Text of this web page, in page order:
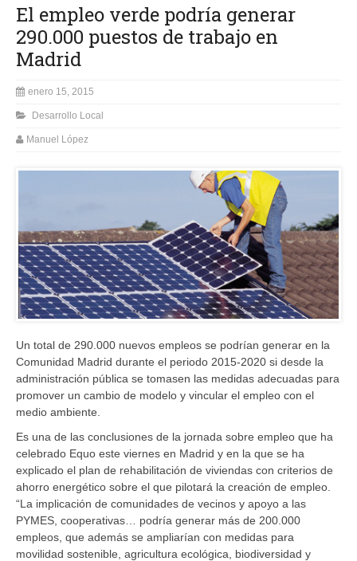
El empleo verde podría generar
290.000 puestos de trabajo en
Madrid
enero 15, 2015
Desarrollo Local
Manuel López
Un total de 290.000 nuevos empleos se podrían generar en la
Comunidad Madrid durante el periodo 2015-2020 si desde la
administración pública se tomasen las medidas adecuadas para
promover un cambio de modelo y vincular el empleo con el
medio ambiente.
Es una de las conclusiones de la jornada sobre empleo que ha
celebrado Equo este viernes en Madrid y en la que se ha
explicado el plan de rehabilitación de viviendas con criterios de
ahorro energético sobre el que pilotará la creación de empleo.
“La implicación de comunidades de vecinos y apoyo a las
PYMES, cooperativas… podría generar más de 200.000
empleos, que además se ampliarían con medidas para
movilidad sostenible, agricultura ecológica, biodiversidad y